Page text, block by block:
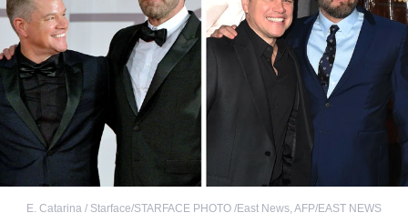
E. Catarina / Starface/STARFACE PHOTO /East News, AFP/EAST NEWS